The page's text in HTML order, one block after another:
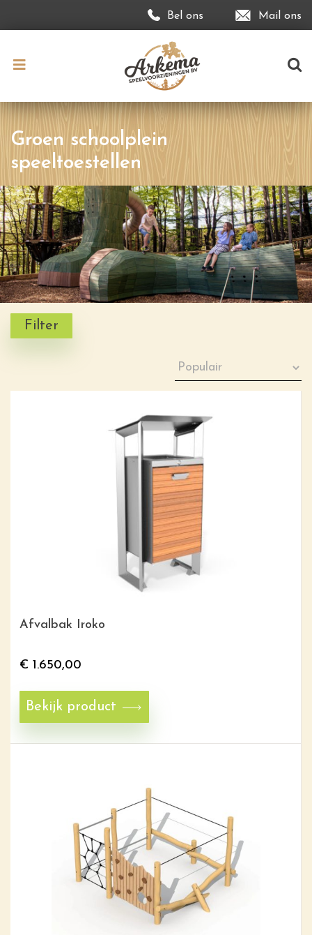
Bel ons Mail ons
Groen schoolplein
speeltoestellen
Filter
Afvalbak Iroko
€ 1.650,00
Bekijk product